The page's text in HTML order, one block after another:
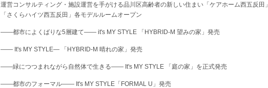
運営コンサルティング・施設運営を手がける品川区高齢者の新しい住まい「ケアホーム西五反田」
「さくらハイツ西五反田」各モデルルームオープン
――都市によくばりな5層建て―― it's MY STYLE 「HYBRID-M 望みの家」発売
―― It's MY STYLE— 「HYBRID-M 晴れの家」発売
――緑につつまれながら自然体で生きる―― It's MY STYLE 「庭の家」を正式発売
――都市のフォーマル―― It's MY STYLE「FORMAL U」発売